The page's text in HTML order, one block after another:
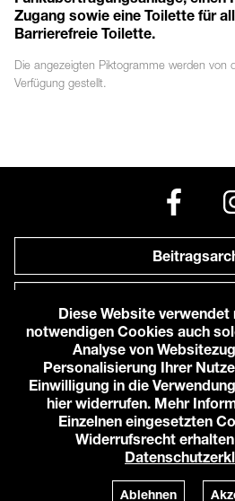
Zugang sowie eine Toilette für
Barrierefreie Toilette.
Die angezeigten Piktogramme werden von
Verfügung gestellt.
Anfahrt zu
© 2026
Impressum
Cookie-
Powered by
TWT
Diese Website
notwendigen Cookies auch
Analyse von
Personalisierung Ihrer
Einwilligung in die
hier widerrufen. Mehr
Einzelnen eingesetzten
Widerrufsrecht
Ablehnen